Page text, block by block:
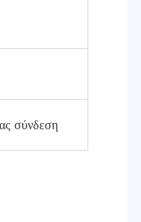
σύνδεση